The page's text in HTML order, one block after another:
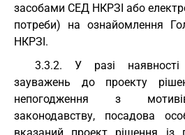
засобами СЕД НКРЗІ або
потреби) на ознайомлення
НКРЗІ.
3.3.2. У разі наявності
зауважень до проекту
непогодження з мотивів
законодавству, посадова